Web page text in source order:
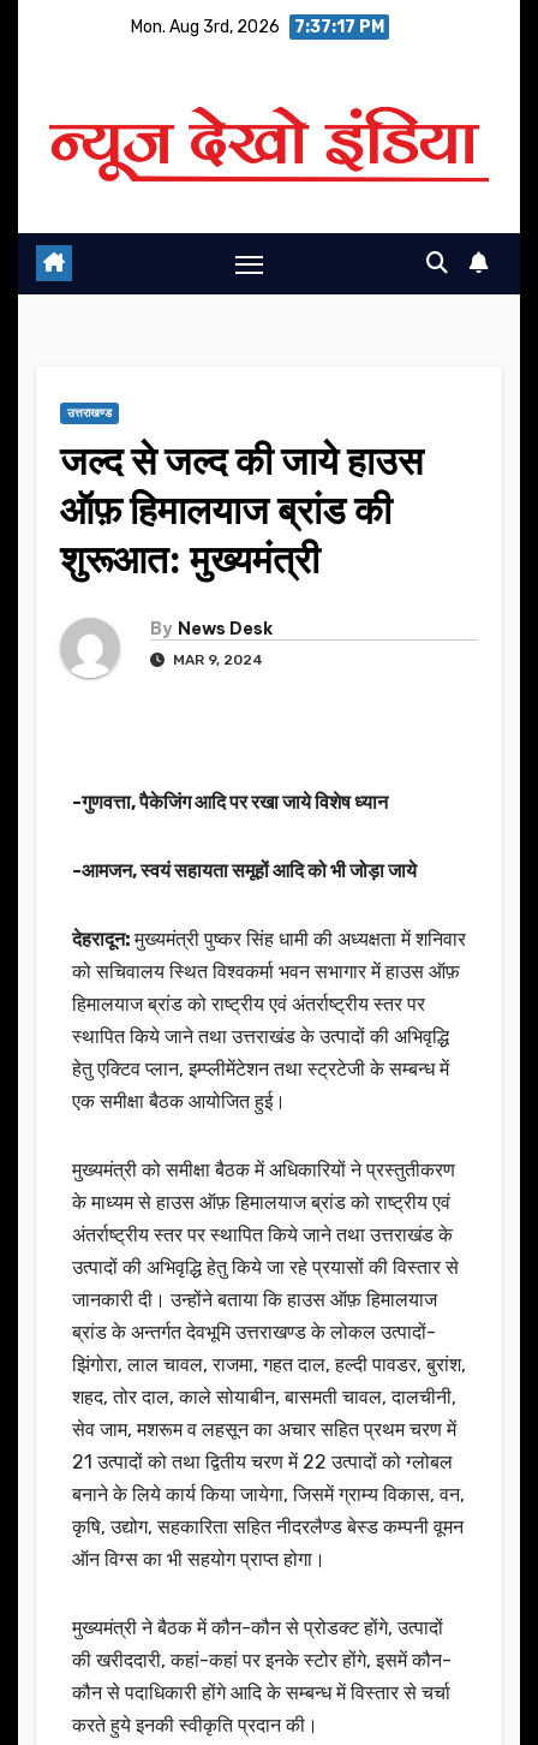
Mon. Aug 3rd, 2026 7:37:18 PM
उत्तराखण्ड
जल्द से जल्द की जाये हाउस
ऑफ़ हिमालयाज ब्रांड की
शुरूआत: मुख्यमंत्री
By News Desk
MAR 9, 2024
-गुणवत्ता, पैकेजिंग आदि पर रखा जाये विशेष ध्यान
-आमजन, स्वयं सहायता समूहों आदि को भी जोड़ा जाये
देहरादून:मुख्यमंत्री पुष्कर सिंह धामी की अध्यक्षता में शनिवार
को सचिवालय स्थित विश्वकर्मा भवन सभागार में हाउस ऑफ़
हिमालयाज ब्रांड को राष्ट्रीय एवं अंतर्राष्ट्रीय स्तर पर
स्थापित किये जाने तथा उत्तराखंड के उत्पादों की अभिवृद्धि
हेतु एक्टिव प्लान, इम्प्लीमेंटेशन तथा स्ट्रटेजी के सम्बन्ध में
एक समीक्षा बैठक आयोजित हुई।
मुख्यमंत्री को समीक्षा बैठक में अधिकारियों ने प्रस्तुतीकरण
के माध्यम से हाउस ऑफ़ हिमालयाज ब्रांड को राष्ट्रीय एवं
अंतर्राष्ट्रीय स्तर पर स्थापित किये जाने तथा उत्तराखंड के
उत्पादों की अभिवृद्धि हेतु किये जा रहे प्रयासों की विस्तार से
जानकारी दी। उन्होंने बताया कि हाउस ऑफ़ हिमालयाज
ब्रांड के अन्तर्गत देवभूमि उत्तराखण्ड के लोकल उत्पादों-
झिंगोरा, लाल चावल, राजमा, गहत दाल, हल्दी पावडर, बुरांश,
शहद, तोर दाल, काले सोयाबीन, बासमती चावल, दालचीनी,
सेव जाम, मशरूम व लहसून का अचार सहित प्रथम चरण में
21 उत्पादों को तथा द्वितीय चरण में 22 उत्पादों को ग्लोबल
बनाने के लिये कार्य किया जायेगा, जिसमें ग्राम्य विकास, वन,
कृषि, उद्योग, सहकारिता सहित नीदरलैण्ड बेस्ड कम्पनी वूमन
ऑन विग्स का भी सहयोग प्राप्त होगा।
मुख्यमंत्री ने बैठक में कौन-कौन से प्रोडक्ट होंगे, उत्पादों
की खरीददारी, कहां-कहां पर इनके स्टोर होंगे, इसमें कौन-
कौन से पदाधिकारी होंगे आदि के सम्बन्ध में विस्तार से चर्चा
करते हुये इनकी स्वीकृति प्रदान की।